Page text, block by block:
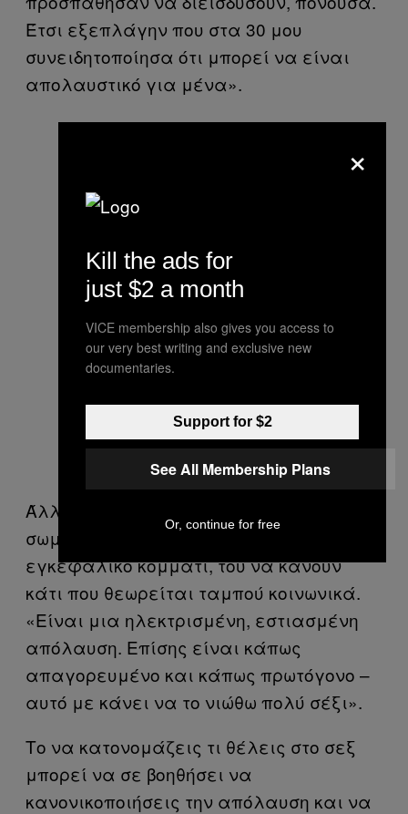
Έτσι εξεπλάγην που στα 30 μου
συνειδητοποίησα ότι μπορεί να είναι
απολαυστικό για μένα».
Άλλες περιγράφουν τη μοναδική
σωματική αίσθηση σε συνδυασμό με το
εγκεφαλικό κομμάτι, του να κάνουν
κάτι που θεωρείται ταμπού κοινωνικά.
«Είναι μια ηλεκτρισμένη, εστιασμένη
απόλαυση. Επίσης είναι κάπως
απαγορευμένο και κάπως πρωτόγονο –
αυτό με κάνει να το νιώθω πολύ σέξι».
Το να κατονομάζεις τι θέλεις στο σεξ
μπορεί να σε βοηθήσει να
κανονικοποιήσεις την απόλαυση και να
×
Kill the ads for
just $2 a month
VICE membership also gives you access to
our very best writing and exclusive new
documentaries.
Support for $2
See All Membership Plans
Or, continue for free